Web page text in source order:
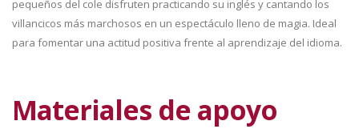
pequeños del cole disfruten practicando su inglés y cantando los
villancicos más marchosos en un espectáculo lleno de magia. Ideal
para fomentar una actitud positiva frente al aprendizaje del idioma.
Materiales de apoyo